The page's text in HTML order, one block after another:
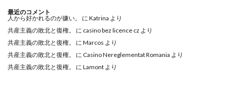
最近のコメント
人から好かれるのが嫌い。
に Katrina より
共産主義の敗北と復権。
に casino bez licence cz より
共産主義の敗北と復権。
に Marcos より
共産主義の敗北と復権。
に Casino Nereglementat Romania より
共産主義の敗北と復権。
に Lamont より